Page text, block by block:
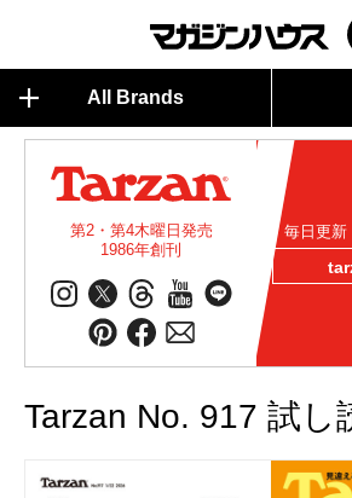
All Brands
第2・第4木曜日発売
1986年創刊
毎日更新
Tarzan No. 917 試し